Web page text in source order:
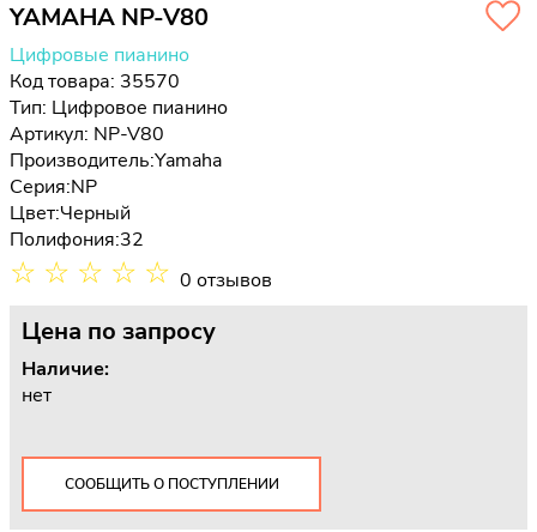
YAMAHA NP-V80
Цифровые пианино
Код товара: 35570
Тип: Цифровое пианино
Артикул: NP-V80
Производитель:Yamaha
Серия:NP
Цвет:Черный
Полифония:32
☆ ☆ ☆ ☆ ☆ 0 отзывов
Цена по запросу
Наличие:
нет
СООБЩИТЬ О ПОСТУПЛЕНИИ